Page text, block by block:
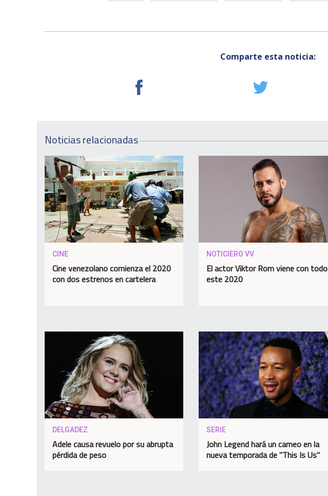
Comparte esta noticia:
Noticias relacionadas
CINE
Cine venezolano comienza el 2020
con dos estrenos en cartelera
NOTICIERO VV
El actor Viktor Rom viene con todo
este 2020
DELGADEZ
Adele causa revuelo por su abrupta
pérdida de peso
SERIE
John Legend hará un cameo en la
nueva temporada de "This Is Us"